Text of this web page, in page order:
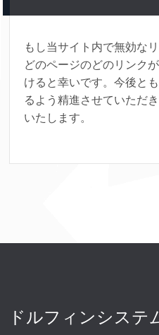
もし当サイト内で無効な
どのページのどのリンク
けると幸いです。今後と
るよう精進させていただ
いたします。
ドルフィンシステ